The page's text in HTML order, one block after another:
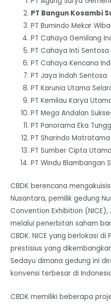
PT Bangun Kosambi
PT Bumindo Mekar
PT Cahaya Gemilang
PT Cahaya Inti Sentosa
PT Cahaya Kencana
PT Jaya Indah Sentosa
PT Karunia Utama
PT Kemilau Karya
PT Mega Andalan
PT Panorama Eka
PT Sharindo Matratama
PT Sumber Cipta Utama
PT Windu Blambangan
CBDK berencana
Nusantara, pemilik gedung
Convention Exhibition (NICE),
melalui penerbitan saham
CBDK. NICE yang berlokasi
prestisius yang
Sedayu dimana gedung ini
konvensi terbesar di
CBDK memiliki beberapa